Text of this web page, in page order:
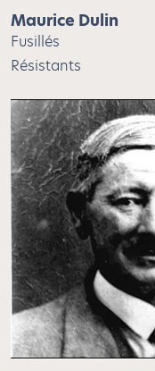
Maurice Dulin
Fusillés
Résistants